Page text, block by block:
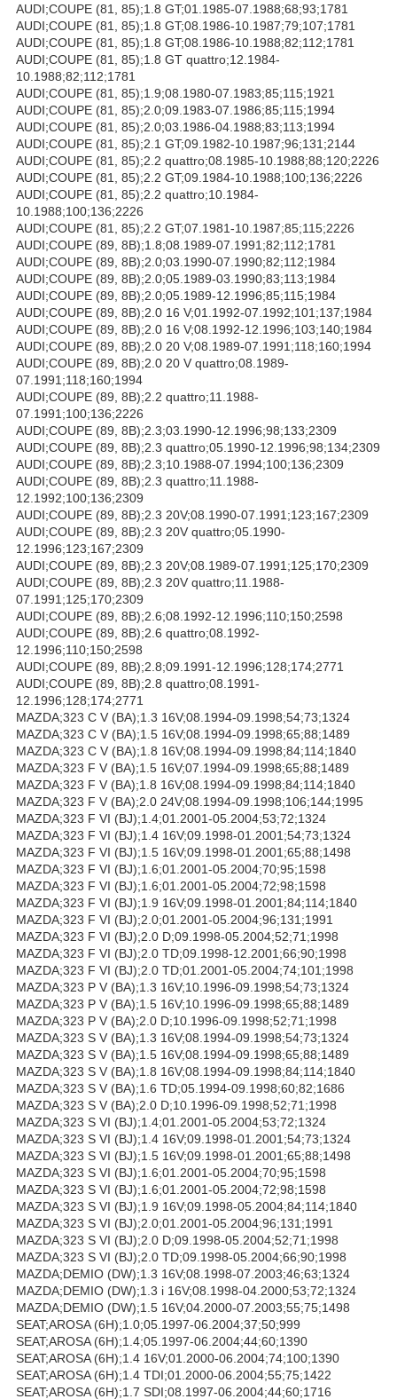
AUDI;COUPE (81, 85);1.8 GT;01.1985-07.1988;68;93;1781
AUDI;COUPE (81, 85);1.8 GT;08.1986-10.1987;79;107;1781
AUDI;COUPE (81, 85);1.8 GT;08.1986-10.1988;82;112;1781
AUDI;COUPE (81, 85);1.8 GT quattro;12.1984-
10.1988;82;112;1781
AUDI;COUPE (81, 85);1.9;08.1980-07.1983;85;115;1921
AUDI;COUPE (81, 85);2.0;09.1983-07.1986;85;115;1994
AUDI;COUPE (81, 85);2.0;03.1986-04.1988;83;113;1994
AUDI;COUPE (81, 85);2.1 GT;09.1982-10.1987;96;131;2144
AUDI;COUPE (81, 85);2.2 quattro;08.1985-10.1988;88;120;2226
AUDI;COUPE (81, 85);2.2 GT;09.1984-10.1988;100;136;2226
AUDI;COUPE (81, 85);2.2 quattro;10.1984-
10.1988;100;136;2226
AUDI;COUPE (81, 85);2.2 GT;07.1981-10.1987;85;115;2226
AUDI;COUPE (89, 8B);1.8;08.1989-07.1991;82;112;1781
AUDI;COUPE (89, 8B);2.0;03.1990-07.1990;82;112;1984
AUDI;COUPE (89, 8B);2.0;05.1989-03.1990;83;113;1984
AUDI;COUPE (89, 8B);2.0;05.1989-12.1996;85;115;1984
AUDI;COUPE (89, 8B);2.0 16 V;01.1992-07.1992;101;137;1984
AUDI;COUPE (89, 8B);2.0 16 V;08.1992-12.1996;103;140;1984
AUDI;COUPE (89, 8B);2.0 20 V;08.1989-07.1991;118;160;1994
AUDI;COUPE (89, 8B);2.0 20 V quattro;08.1989-
07.1991;118;160;1994
AUDI;COUPE (89, 8B);2.2 quattro;11.1988-
07.1991;100;136;2226
AUDI;COUPE (89, 8B);2.3;03.1990-12.1996;98;133;2309
AUDI;COUPE (89, 8B);2.3 quattro;05.1990-12.1996;98;134;2309
AUDI;COUPE (89, 8B);2.3;10.1988-07.1994;100;136;2309
AUDI;COUPE (89, 8B);2.3 quattro;11.1988-
12.1992;100;136;2309
AUDI;COUPE (89, 8B);2.3 20V;08.1990-07.1991;123;167;2309
AUDI;COUPE (89, 8B);2.3 20V quattro;05.1990-
12.1996;123;167;2309
AUDI;COUPE (89, 8B);2.3 20V;08.1989-07.1991;125;170;2309
AUDI;COUPE (89, 8B);2.3 20V quattro;11.1988-
07.1991;125;170;2309
AUDI;COUPE (89, 8B);2.6;08.1992-12.1996;110;150;2598
AUDI;COUPE (89, 8B);2.6 quattro;08.1992-
12.1996;110;150;2598
AUDI;COUPE (89, 8B);2.8;09.1991-12.1996;128;174;2771
AUDI;COUPE (89, 8B);2.8 quattro;08.1991-
12.1996;128;174;2771
MAZDA;323 C V (BA);1.3 16V;08.1994-09.1998;54;73;1324
MAZDA;323 C V (BA);1.5 16V;08.1994-09.1998;65;88;1489
MAZDA;323 C V (BA);1.8 16V;08.1994-09.1998;84;114;1840
MAZDA;323 F V (BA);1.5 16V;07.1994-09.1998;65;88;1489
MAZDA;323 F V (BA);1.8 16V;08.1994-09.1998;84;114;1840
MAZDA;323 F V (BA);2.0 24V;08.1994-09.1998;106;144;1995
MAZDA;323 F VI (BJ);1.4;01.2001-05.2004;53;72;1324
MAZDA;323 F VI (BJ);1.4 16V;09.1998-01.2001;54;73;1324
MAZDA;323 F VI (BJ);1.5 16V;09.1998-01.2001;65;88;1498
MAZDA;323 F VI (BJ);1.6;01.2001-05.2004;70;95;1598
MAZDA;323 F VI (BJ);1.6;01.2001-05.2004;72;98;1598
MAZDA;323 F VI (BJ);1.9 16V;09.1998-01.2001;84;114;1840
MAZDA;323 F VI (BJ);2.0;01.2001-05.2004;96;131;1991
MAZDA;323 F VI (BJ);2.0 D;09.1998-05.2004;52;71;1998
MAZDA;323 F VI (BJ);2.0 TD;09.1998-12.2001;66;90;1998
MAZDA;323 F VI (BJ);2.0 TD;01.2001-05.2004;74;101;1998
MAZDA;323 P V (BA);1.3 16V;10.1996-09.1998;54;73;1324
MAZDA;323 P V (BA);1.5 16V;10.1996-09.1998;65;88;1489
MAZDA;323 P V (BA);2.0 D;10.1996-09.1998;52;71;1998
MAZDA;323 S V (BA);1.3 16V;08.1994-09.1998;54;73;1324
MAZDA;323 S V (BA);1.5 16V;08.1994-09.1998;65;88;1489
MAZDA;323 S V (BA);1.8 16V;08.1994-09.1998;84;114;1840
MAZDA;323 S V (BA);1.6 TD;05.1994-09.1998;60;82;1686
MAZDA;323 S V (BA);2.0 D;10.1996-09.1998;52;71;1998
MAZDA;323 S VI (BJ);1.4;01.2001-05.2004;53;72;1324
MAZDA;323 S VI (BJ);1.4 16V;09.1998-01.2001;54;73;1324
MAZDA;323 S VI (BJ);1.5 16V;09.1998-01.2001;65;88;1498
MAZDA;323 S VI (BJ);1.6;01.2001-05.2004;70;95;1598
MAZDA;323 S VI (BJ);1.6;01.2001-05.2004;72;98;1598
MAZDA;323 S VI (BJ);1.9 16V;09.1998-05.2004;84;114;1840
MAZDA;323 S VI (BJ);2.0;01.2001-05.2004;96;131;1991
MAZDA;323 S VI (BJ);2.0 D;09.1998-05.2004;52;71;1998
MAZDA;323 S VI (BJ);2.0 TD;09.1998-05.2004;66;90;1998
MAZDA;DEMIO (DW);1.3 16V;08.1998-07.2003;46;63;1324
MAZDA;DEMIO (DW);1.3 i 16V;08.1998-04.2000;53;72;1324
MAZDA;DEMIO (DW);1.5 16V;04.2000-07.2003;55;75;1498
SEAT;AROSA (6H);1.0;05.1997-06.2004;37;50;999
SEAT;AROSA (6H);1.4;05.1997-06.2004;44;60;1390
SEAT;AROSA (6H);1.4 16V;01.2000-06.2004;74;100;1390
SEAT;AROSA (6H);1.4 TDI;01.2000-06.2004;55;75;1422
SEAT;AROSA (6H);1.7 SDI;08.1997-06.2004;44;60;1716